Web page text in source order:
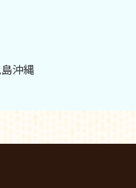
沖縄